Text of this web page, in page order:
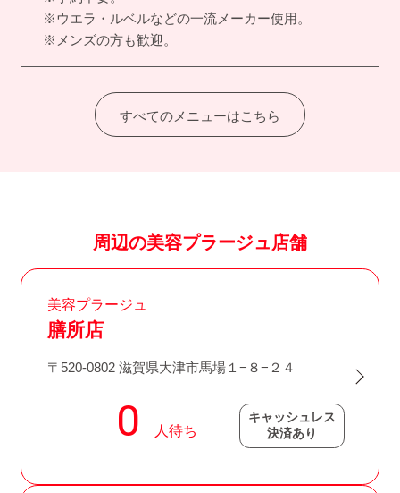
※ウエラ・ルベルなどの一流メーカー使用。
※メンズの方も歓迎。
すべてのメニューはこちら
周辺の美容プラージュ店舗
美容プラージュ
膳所店
〒520-0802 滋賀県大津市馬場１−８−２４
キャッシュレス
決済あり